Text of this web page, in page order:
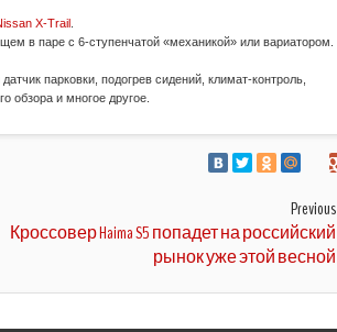
X-Trail
в паре с 6-ступенчатой «механикой» или вариатором.
парковки, подогрев сидений, климат-контроль,
обзора и многое другое.
Previous
Кроссовер Haima S5 попадет на российский
рынок уже этой весной